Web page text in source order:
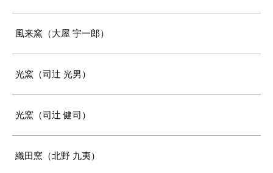
風来窯（大屋 宇一郎）
光窯（司辻 光男）
光窯（司辻 健司）
織田窯（北野 九夷）